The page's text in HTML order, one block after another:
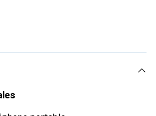
smartphone. Reconnaître
sûr pour une clientèle